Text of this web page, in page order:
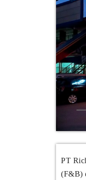
PT
(F&B)